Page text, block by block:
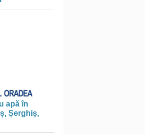
apă în
Șerghiș,